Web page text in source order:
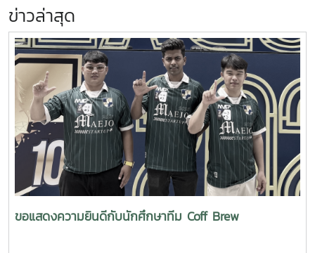
ข่าวล่าสุด
ขอแสดงความยินดีกับนักศึกษาทีม Coff Brew